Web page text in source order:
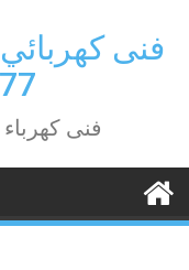
content
فنى كهربائي
فنى